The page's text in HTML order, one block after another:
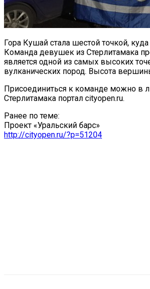
Гора Кушай стала шестой точкой,
Команда девушек из Стерлитамака
является одной из самых высоких
вулканических пород. Высота
Присоединиться к команде можно в
Стерлитамака портал cityopen.ru.
Ранее по теме:
Проект «Уральский барс»
http://cityopen.ru/?p=51204